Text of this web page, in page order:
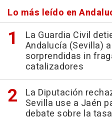
Lo más leído en
La Guardia Civil
Andalucía (Sevilla)
sorprendidas in
catalizadores
La Diputación
Sevilla use a Jaén
debate sobre la